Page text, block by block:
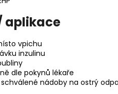
aplikace
vpichu
inzulinu
dle pokynů lékaře
nádoby na ostrý